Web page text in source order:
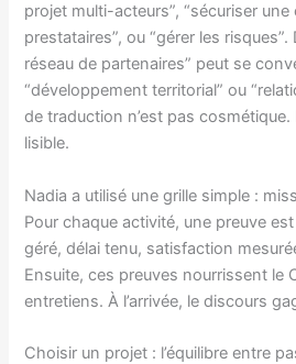
projet multi-acteurs”, “sécuriser une
prestataires”, ou “gérer les risques”.
réseau de partenaires” peut se
“développement territorial” ou
de traduction n’est pas
lisible.
Nadia a utilisé une grille simple :
Pour chaque activité, une preuve
géré, délai tenu, satisfaction
Ensuite, ces preuves nourrissent le
entretiens. À l’arrivée, le discours
Choisir un projet : l’équilibre entre